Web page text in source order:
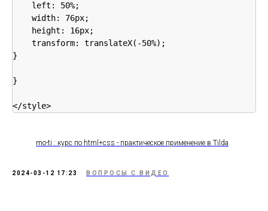
    left: 50%;
    width: 76px;
    height: 16px;
    transform: translateX(-50%);
}
}
</style>
mo-ti : курс по html+css - практическое применение в Tilda
2024-03-12 17:23 ВОПРОСЫ С ВИДЕО